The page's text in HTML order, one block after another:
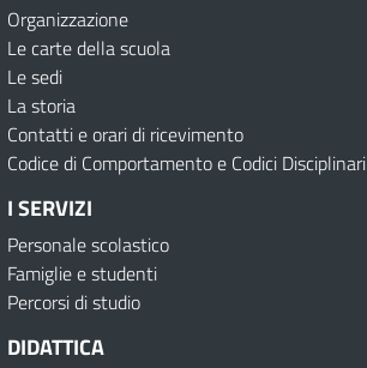
Organizzazione
Le carte della scuola
Le sedi
La storia
Contatti e orari di ricevimento
Codice di Comportamento e Codici Disciplinari
I SERVIZI
Personale scolastico
Famiglie e studenti
Percorsi di studio
DIDATTICA